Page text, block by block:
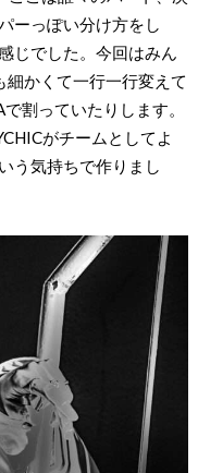
ーっぽい分け方をし
じでした。今回はみん
かくて一行一行変えて
割っていたりします。
がチームとしてよ
う気持ちで作りまし